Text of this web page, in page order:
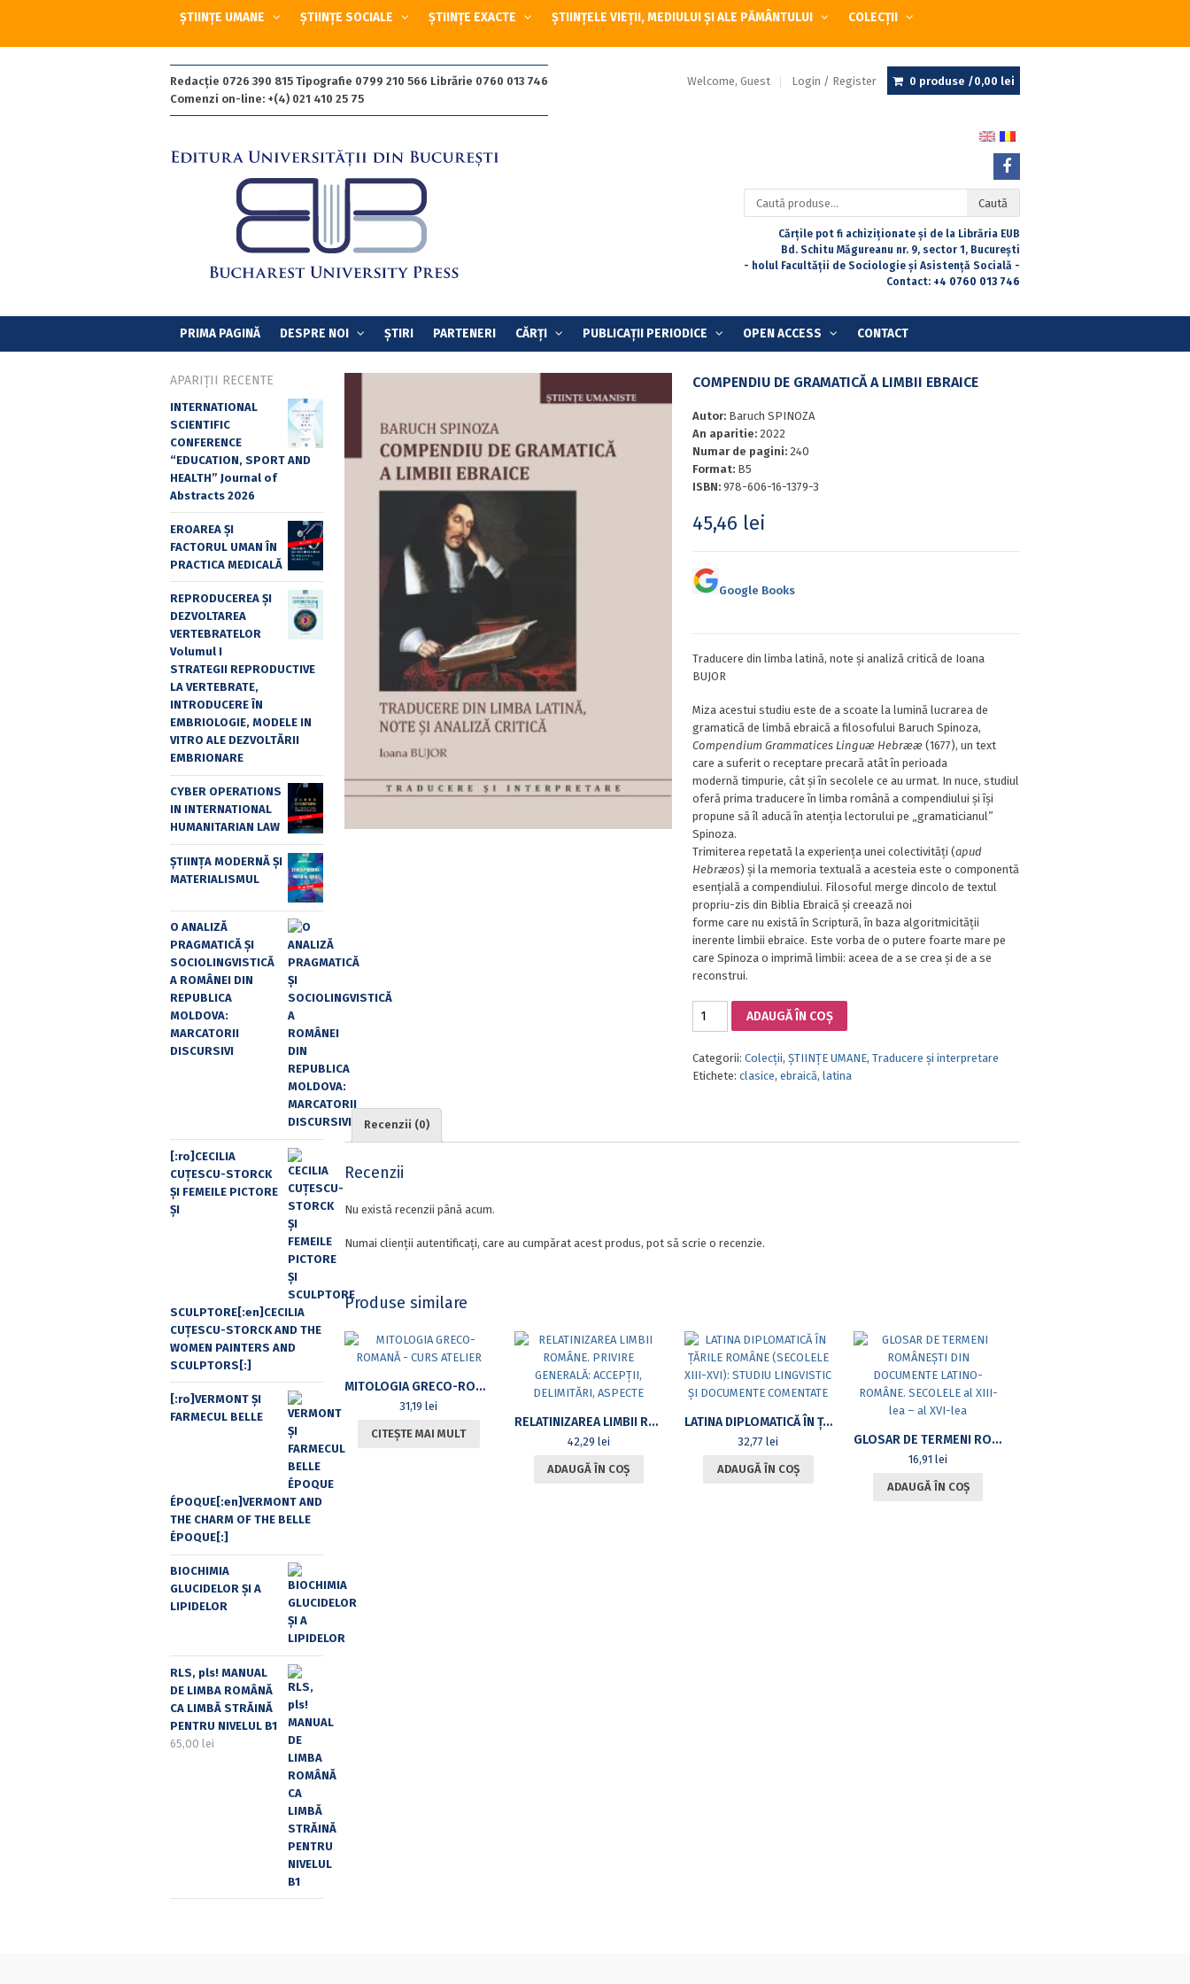
ȘTIINȚE UMANE ȘTIINȚE SOCIALE ȘTIINȚE EXACTE ȘTIINȚELE VIEȚII, MEDIULUI ȘI ALE PĂMÂNTULUI COLECȚII
Redacție 0726 390 815 Tipografie 0799 210 566 Librărie 0760 013 746
Comenzi on-line: +(4) 021 410 25 75
Welcome, Guest Login / Register 0 produse /0,00 lei
Caută
după:
Caută
Cărțile pot fi achiziționate și de la Librăria EUB
Bd. Schitu Măgureanu nr. 9, sector 1, București
- holul Facultății de Sociologie și Asistență Socială -
Contact: +4 0760 013 746
PRIMA PAGINĂ DESPRE NOI ȘTIRI PARTENERI CĂRȚI PUBLICAȚII PERIODICE OPEN ACCESS CONTACT
COMPENDIU DE GRAMATICĂ A LIMBII EBRAICE
Autor: Baruch SPINOZA
An aparitie: 2022
Numar de pagini: 240
Format: B5
ISBN: 978-606-16-1379-3
45,46 lei
Google Books
Traducere din limba latină, note și analiză critică de Ioana
BUJOR
Miza acestui studiu este de a scoate la lumină lucrarea de
gramatică de limbă ebraică a filosofului Baruch Spinoza,
Compendium Grammatices Linguæ Hebrææ(1677), un text
care a suferit o receptare precară atât în perioada
modernă timpurie, cât și în secolele ce au urmat. In nuce, studiul
oferă prima traducere în limba română a compendiului și își
propune să îl aducă în atenția lectorului pe „gramaticianul”
Spinoza.
Trimiterea repetată la experiența unei colectivități (apud
Hebræos) și la memoria textuală a acesteia este o componentă
esențială a compendiului. Filosoful merge dincolo de textul
propriu-zis din Biblia Ebraică și creează noi
forme care nu există în Scriptură, în baza algoritmicității
inerente limbii ebraice. Este vorba de o putere foarte mare pe
care Spinoza o imprimă limbii: aceea de a se crea și de a se
reconstrui.
Cantitate
COMPENDIU
GRAMATICĂ
A
ADAUGĂ ÎN COȘ
Categorii: Colecții, ȘTIINȚE UMANE, Traducere și interpretare
Etichete: clasice, ebraică, latina
Recenzii (0)
Recenzii
Nu există recenzii până acum.
Numai clienții autentificați, care au cumpărat acest produs, pot să scrie o recenzie.
Produse similare
MITOLOGIA GRECO-ROMANĂ – CURS ATELIER
31,19 lei
CITEȘTE MAI MULT
RELATINIZAREA LIMBII ROMÂNE. PRIVIRE GENERALĂ: ACCEPȚII, DELIMITĂRI, ASPECTE
42,29 lei
ADAUGĂ ÎN COȘ
LATINA DIPLOMATICĂ ÎN ŢĂRILE ROMÂNE (SECOLELE XIII-XVI): STUDIU LINGVISTIC ŞI DOCUMENTE COMENTATE
32,77 lei
ADAUGĂ ÎN COȘ
GLOSAR DE TERMENI ROMÂNEȘTI DIN DOCUMENTE LATINO-ROMÂNE. SECOLELE AL XIII-LEA – AL XVI-LEA
16,91 lei
ADAUGĂ ÎN COȘ
APARIȚII RECENTE
INTERNATIONAL
SCIENTIFIC
CONFERENCE
“EDUCATION, SPORT AND
HEALTH” Journal of
Abstracts 2026
EROAREA ȘI
FACTORUL UMAN ÎN
PRACTICA MEDICALĂ
REPRODUCEREA ȘI
DEZVOLTAREA
VERTEBRATELOR
Volumul I
STRATEGII REPRODUCTIVE
LA VERTEBRATE,
INTRODUCERE ÎN
EMBRIOLOGIE, MODELE IN
VITRO ALE DEZVOLTĂRII
EMBRIONARE
CYBER OPERATIONS
IN INTERNATIONAL
HUMANITARIAN LAW
ȘTIINȚA MODERNĂ ȘI
MATERIALISMUL
O ANALIZĂ
PRAGMATICĂ ȘI
SOCIOLINGVISTICĂ
A ROMÂNEI DIN
REPUBLICA
MOLDOVA:
MARCATORII
DISCURSIVI
[:ro]CECILIA
CUŢESCU-STORCK
ŞI FEMEILE PICTORE
ŞI
SCULPTORE[:en]CECILIA
CUŢESCU-STORCK AND THE
WOMEN PAINTERS AND
SCULPTORS[:]
[:ro]VERMONT ȘI
FARMECUL BELLE
ÉPOQUE[:en]VERMONT AND
THE CHARM OF THE BELLE
ÉPOQUE[:]
BIOCHIMIA
GLUCIDELOR ȘI A
LIPIDELOR
RLS, pls! MANUAL
DE LIMBA ROMÂNĂ
CA LIMBĂ STRĂINĂ
PENTRU NIVELUL B1
65,00 lei